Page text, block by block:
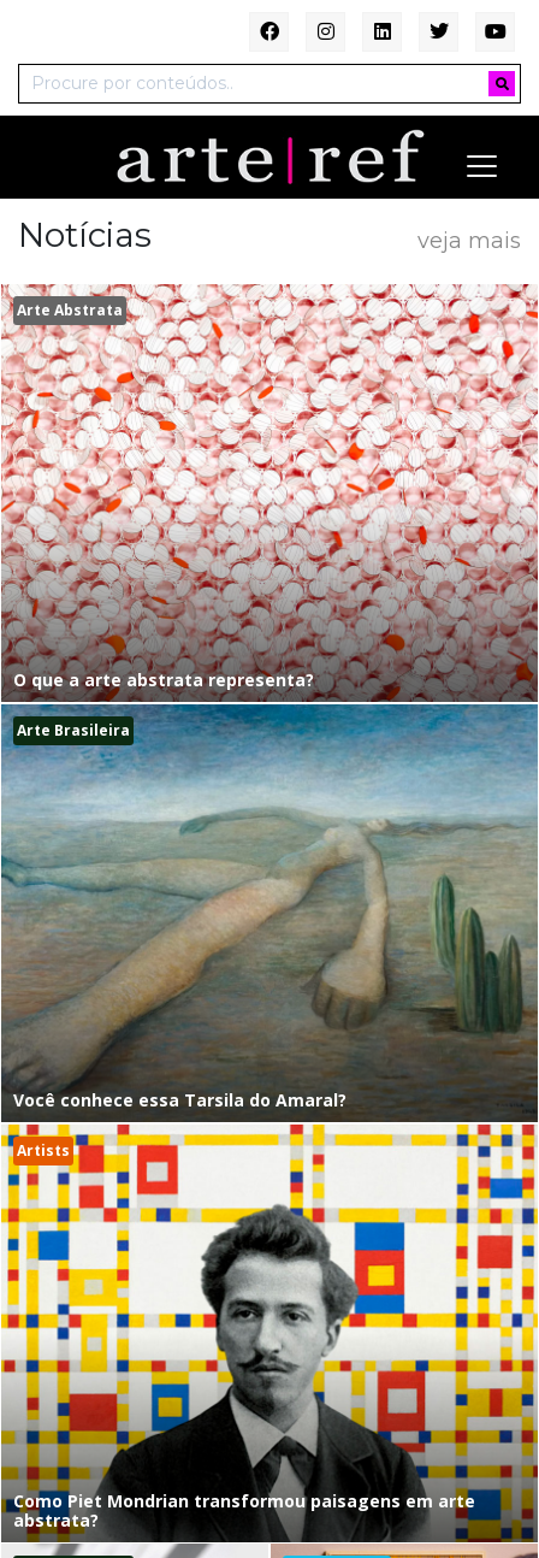
Notícias veja mais
Arte Abstrata
O que a arte abstrata representa?
Arte Brasileira
Você conhece essa Tarsila do Amaral?
Artists
Como Piet Mondrian transformou paisagens em arte
abstrata?